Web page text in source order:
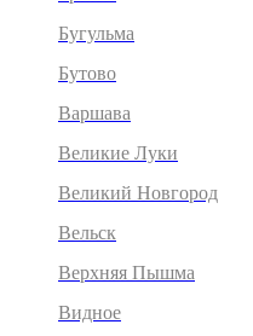
Бугульма
Бутово
Варшава
Великие Луки
Великий Новгород
Вельск
Верхняя Пышма
Видное